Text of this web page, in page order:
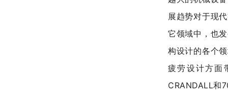
展趋势对于现
它领域中，也
构设计的各个
疲劳设计方面
CRANDALL和